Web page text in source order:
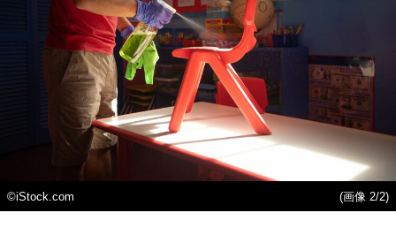
©iStock.com (画像 2/2)